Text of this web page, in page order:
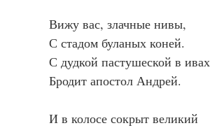
            Вижу вас, злачные нивы,
            С стадом буланых коней.
            С дудкой пастушеской в ивах
            Бродит апостол Андрей.